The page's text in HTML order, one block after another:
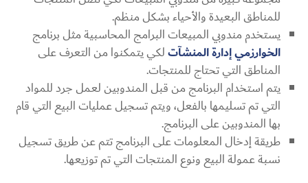
للمناطق البعيدة والأحياء بشكل منظم.
يستخدم مندوبي المبيعات البرامج المحاسبية مثل برنامج
الخوارزمي إدارة المنشآتلكي يتمكنوا من التعرف على
المناطق التي تحتاج للمنتجات.
يتم استخدام البرنامج من قبل المندوبين لعمل جرد للمواد
التي تم تسليمها بالفعل، ويتم تسجيل عمليات البيع التي قام
بها المندوبين على البرنامج.
طريقة إدخال المعلومات على البرنامج تتم عن طريق تسجيل
نسبة عمولة البيع ونوع المنتجات التي تم توزيعها.